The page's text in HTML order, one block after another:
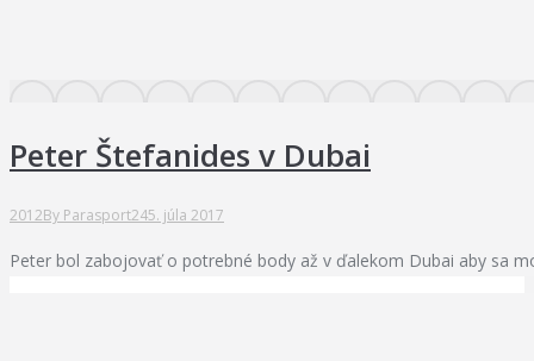
Peter Štefanides v Dubai
2012By Parasport245. júla 2017
Peter bol zabojovať o potrebné body až v ďalekom Dubai aby sa